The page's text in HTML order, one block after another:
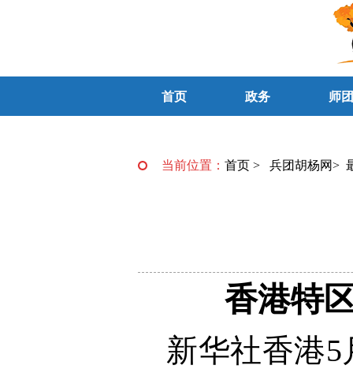
首页 政务 师
当前位置： 首页 > 兵团胡杨网>
香港特
新华社香港